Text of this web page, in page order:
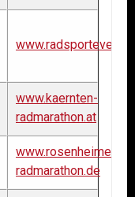
www.kaernten-
radmarathon.at
www.rosenheimer-
radmarathon.de